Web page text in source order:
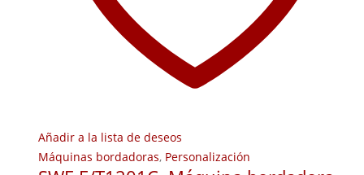
Añadir a la lista de deseos
Máquinas bordadoras, Personalización